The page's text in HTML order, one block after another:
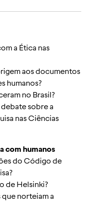
a Ética nas
aos documentos
humanos?
no Brasil?
sobre a
nas Ciências
com humanos
do Código de
de Helsinki?
norteiam a